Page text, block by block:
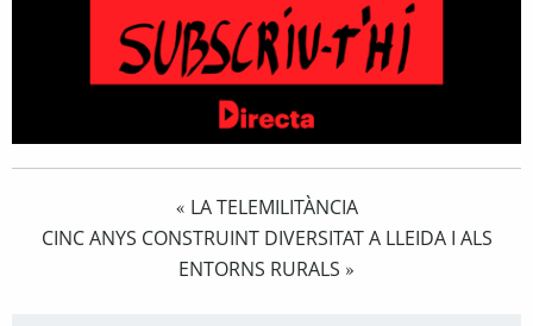
« LA TELEMILITÀNCIA
CINC ANYS CONSTRUINT DIVERSITAT A LLEIDA I ALS
ENTORNS RURALS »